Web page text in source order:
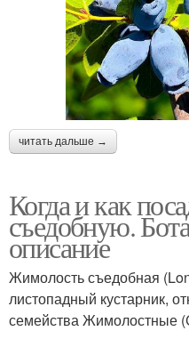
читать дальше →
Когда и как
съедобную.
описание
Жимолость съедобная
листопадный кустарник,
семейства Жимолостные